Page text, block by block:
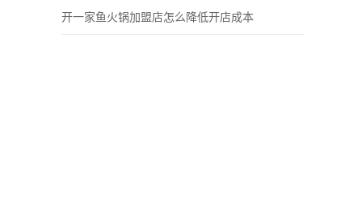
开一家鱼火锅加盟店怎么降低开店成本